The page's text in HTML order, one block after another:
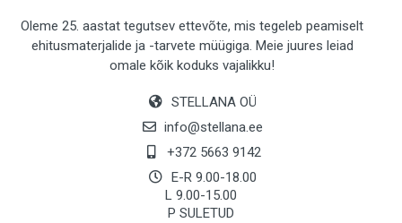
Oleme 25. aastat tegutsev ettevõte, mis tegeleb peamiselt
ehitusmaterjalide ja -tarvete müügiga. Meie juures leiad
omale kõik koduks vajalikku!
STELLANA OÜ
info@stellana.ee
+372 5663 9142
E-R 9.00-18.00
L 9.00-15.00
P SULETUD